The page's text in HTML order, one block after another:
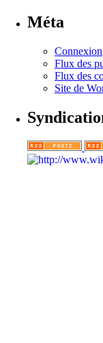
Méta
Connexion
Flux des
Flux des
Site de